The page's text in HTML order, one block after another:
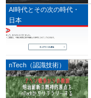
AI時代とその次の時代・
日本
nTech（認識技術）